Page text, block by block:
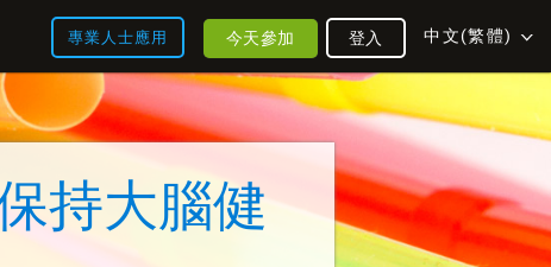
專業人士應用 中文(繁體)
登入
今天參加
持大腦健